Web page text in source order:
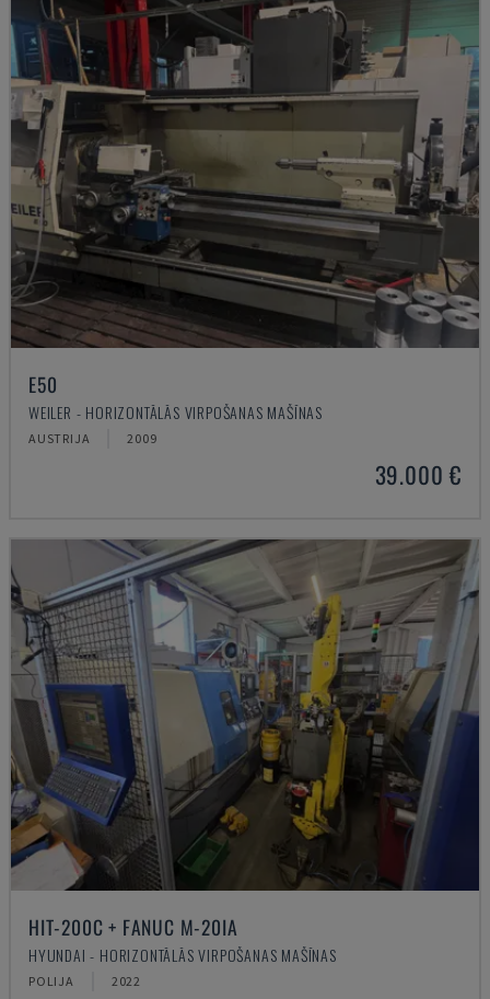
E50
WEILER - HORIZONTĀLĀS VIRPOŠANAS MAŠĪNAS
AUSTRIJA 2009
39.000 €
HIT-200C + FANUC M-20IA
HYUNDAI - HORIZONTĀLĀS VIRPOŠANAS MAŠĪNAS
POLIJA 2022